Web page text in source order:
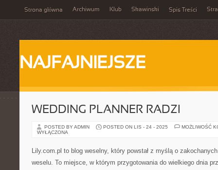
Strona główna Archiwum Klub Skawinski Spis Treści
NAJFAJNIEJSZE
WEDDING PLANNER RADZI
POSTED BY ADMIN POSTED ON LIS - 24 - 2025
MOŻLIWOŚĆ
WYŁĄCZONA
Lily.com.pl to blog weselny, który powstał z myślą o
weselu. To miejsce, w którym przygotowania do wielkiego dnia